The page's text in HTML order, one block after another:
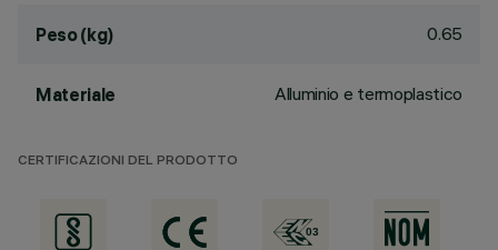
Peso (kg) 0.65
Materiale Alluminio e termoplastico
CERTIFICAZIONI DEL PRODOTTO